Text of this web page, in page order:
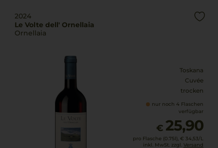
2024
Le Volte dell' Ornellaia
Ornellaia
Toskana
Cuvée
trocken
nur noch 4 Flaschen
verfügbar
€ 25,90
pro Flasche (0.75l), € 34,53/L
inkl. MwSt. zzgl. Versand